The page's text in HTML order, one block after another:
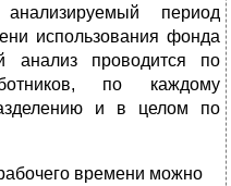
период
использования фонда
анализ проводится по
по каждому
и в целом по
времени можно